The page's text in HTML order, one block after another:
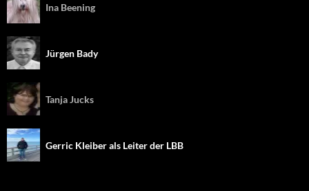
Ina Beening
Jürgen Bady
Tanja Jucks
Gerric Kleiber als Leiter der LBB